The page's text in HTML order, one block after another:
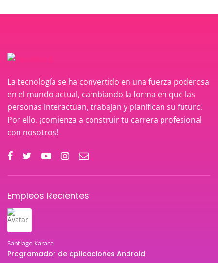
La tecnología se ha convertido en una fuerza poderosa
en el mundo actual, cambiando la forma en que las
personas interactúan, trabajan y planifican su futuro.
Por ello, ¡comienza a construir tu carrera profesional
con nosotros!
Empleos Recientes
Santiago Karaca
Programador de aplicaciones Android